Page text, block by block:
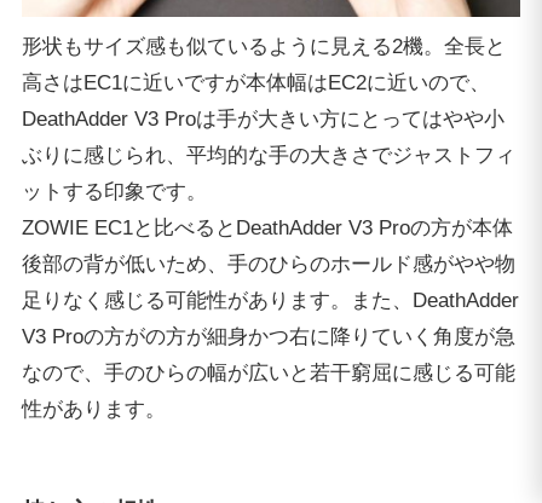
形状もサイズ感も似ているように見える2機。全長と
高さはEC1に近いですが本体幅はEC2に近いので、
DeathAdder V3 Proは手が大きい方にとってはやや小
ぶりに感じられ、平均的な手の大きさでジャストフィ
ットする印象です。
ZOWIE EC1と比べるとDeathAdder V3 Proの方が本体
後部の背が低いため、手のひらのホールド感がやや物
足りなく感じる可能性があります。また、DeathAdder
V3 Proの方がの方が細身かつ右に降りていく角度が急
なので、手のひらの幅が広いと若干窮屈に感じる可能
性があります。